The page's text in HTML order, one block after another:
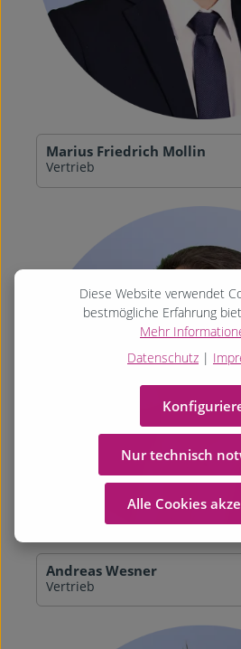
Marius Friedrich Mollin
Vertrieb
Andreas Wesner
Vertrieb
Diese Website verwendet
bestmögliche Erfahrung
Mehr
Datenschutz |
Nur technisch
Alle Cookies